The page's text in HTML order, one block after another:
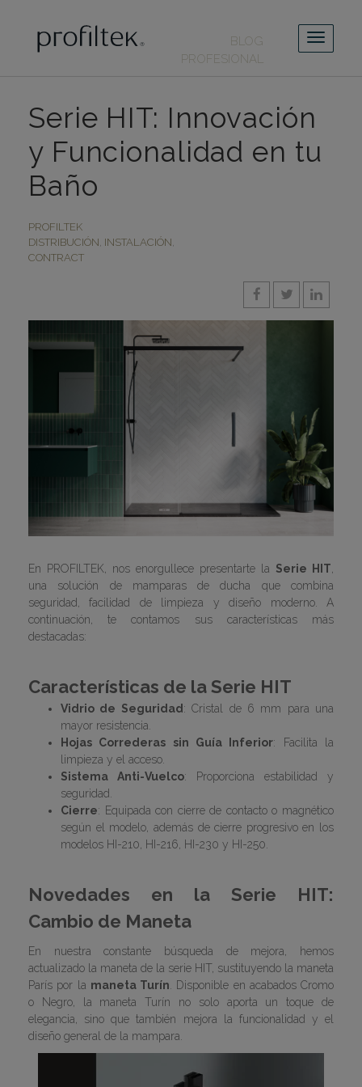
BLOG
PROFESIONAL
Serie HIT: Innovación
y Funcionalidad en tu
Baño
PROFILTEK
DISTRIBUCIÓN, INSTALACIÓN,
CONTRACT
En PROFILTEK, nos enorgullece presentarte la Serie HIT,
una solución de mamparas de ducha que combina
seguridad, facilidad de limpieza y diseño moderno. A
continuación, te contamos sus características más
destacadas:
Características de la Serie HIT
Vidrio de Seguridad: Cristal de 6 mm para una
mayor resistencia.
Hojas Correderas sin Guía Inferior: Facilita la
limpieza y el acceso.
Sistema Anti-Vuelco: Proporciona estabilidad y
seguridad.
Cierre: Equipada con cierre de contacto o magnético
según el modelo, además de cierre progresivo en los
modelos HI-210, HI-216, HI-230 y HI-250.
Novedades en la Serie HIT:
Cambio de Maneta
En nuestra constante búsqueda de mejora, hemos
actualizado la maneta de la serie HIT, sustituyendo la maneta
París por la maneta Turín. Disponible en acabados Cromo
o Negro, la maneta Turín no solo aporta un toque de
elegancia, sino que también mejora la funcionalidad y el
diseño general de la mampara.